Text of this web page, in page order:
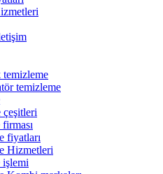
temizleme
temizleme
çeşitleri
fiyatları
Hizmetleri
işlemi